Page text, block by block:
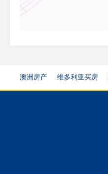
澳洲房产 维多利亚买房